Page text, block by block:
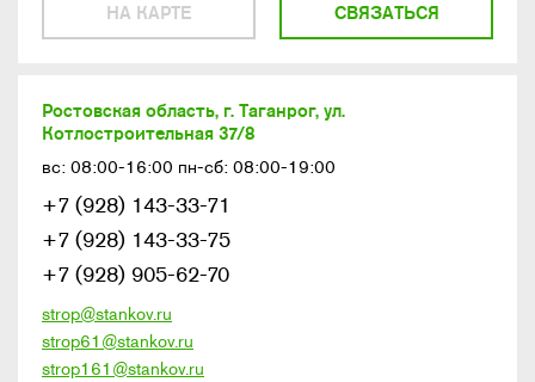
НА КАРТЕ СВЯЗАТЬСЯ
Ростовская область, г. Таганрог, ул.
Котлостроительная 37/8
вс: 08:00-16:00 пн-сб: 08:00-19:00
+7 (928) 143-33-71
+7 (928) 143-33-75
+7 (928) 905-62-70
strop@stankov.ru
strop61@stankov.ru
strop161@stankov.ru